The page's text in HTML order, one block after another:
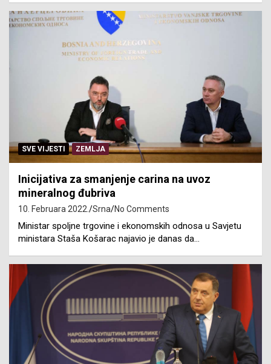
SVE VIJESTI ZEMLJA
Inicijativa za smanjenje carina na uvoz
mineralnog đubriva
10. Februara 2022. Srna No Comments
Ministar spoljne trgovine i ekonomskih odnosa u Savjetu
ministara Staša Košarac najavio je danas da…